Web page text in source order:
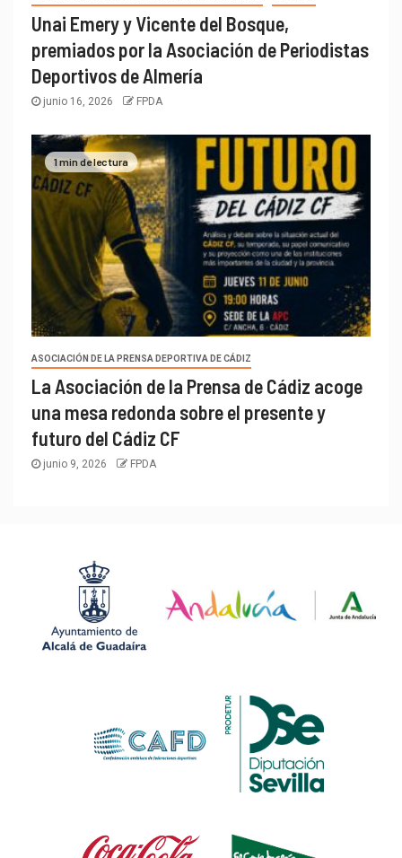
Unai Emery y Vicente del Bosque,
premiados por la Asociación de Periodistas
Deportivos de Almería
junio 16, 2026 FPDA
1 min de lectura
ASOCIACIÓN DE LA PRENSA DEPORTIVA DE CÁDIZ
La Asociación de la Prensa de Cádiz acoge
una mesa redonda sobre el presente y
futuro del Cádiz CF
junio 9, 2026 FPDA